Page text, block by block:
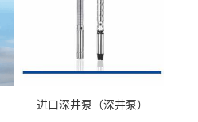
进口深井泵（深井泵）